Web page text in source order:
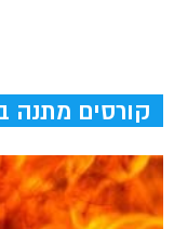
קורסים